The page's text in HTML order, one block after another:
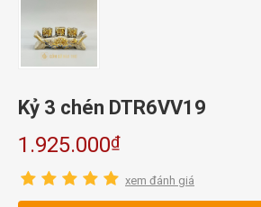
Kỷ 3 chén DTR6VV19
1.925.000₫
xem đánh giá